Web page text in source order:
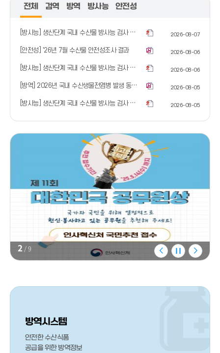
전체
[방사능] 생산단계 국내 수산물 방사능 검사 결과(8.5) 2026-08-07
[안전성] '26년 7월 수산물 안전성조사 결과 2026-08-06
[방사능] 생산단계 국내 수산물 방사능 검사 결과(8.4) 2026-08-06
[방역] 2026년 국내 수산생물전염병 발생 동향(7월) 2026-08-05
[방사능] 생산단계 국내 수산물 방사능 검사 결과(8.3) 2026-08-05
검역 방역 방사능 안전성
2/9
방역시스템
안전한 수산식품
공급을 위한 방역정보